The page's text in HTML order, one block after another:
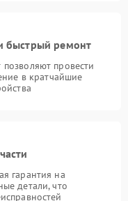
быстрый ремонт
провести
в кратчайшие
гарантия на
детали, что